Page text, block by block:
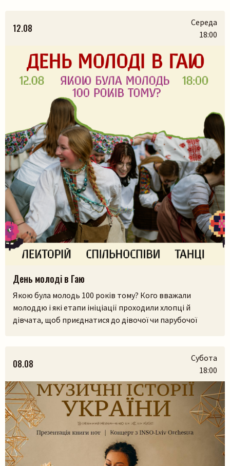
12.08
Середа
18:00
День молоді в Гаю
Якою була молодь 100 років тому? Кого вважали
молоддю і які етапи ініціації проходили хлопці й
дівчата, щоб приєднатися до дівочої чи парубочої
дівоцтво і парубоцтво в українській традиції з
проєктом «Домів», […]
08.08
Субота
18:00